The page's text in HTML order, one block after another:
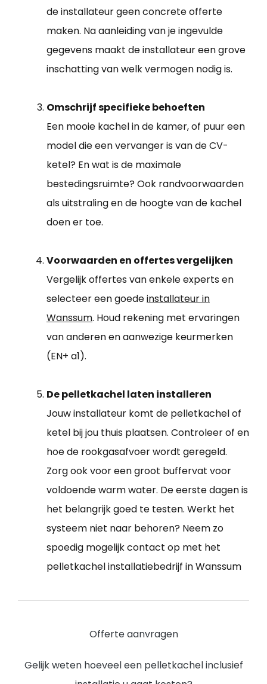
de installateur geen concrete offerte
maken. Na aanleiding van je ingevulde
gegevens maakt de installateur een grove
inschatting van welk vermogen nodig is.
Omschrijf specifieke behoeften
Een mooie kachel in de kamer, of puur een
model die een vervanger is van de CV-
ketel? En wat is de maximale
bestedingsruimte? Ook randvoorwaarden
als uitstraling en de hoogte van de kachel
doen er toe.
Voorwaarden en offertes vergelijken
Vergelijk offertes van enkele experts en
selecteer een goedeinstallateur in
Wanssum. Houd rekening met ervaringen
van anderen en aanwezige keurmerken
(EN+ a1).
De pelletkachel laten installeren
Jouw installateur komt de pelletkachel of
ketel bij jou thuis plaatsen. Controleer of en
hoe de rookgasafvoer wordt geregeld.
Zorg ook voor een groot buffervat voor
voldoende warm water. De eerste dagen is
het belangrijk goed te testen. Werkt het
systeem niet naar behoren? Neem zo
spoedig mogelijk contact op met het
pelletkachel installatiebedrijf in Wanssum
Offerte aanvragen
Gelijk weten hoeveel een pelletkachel inclusief